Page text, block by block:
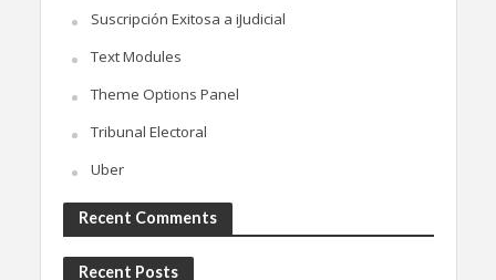
Suscripción Exitosa a iJudicial
Text Modules
Theme Options Panel
Tribunal Electoral
Uber
Recent Comments
Recent Posts